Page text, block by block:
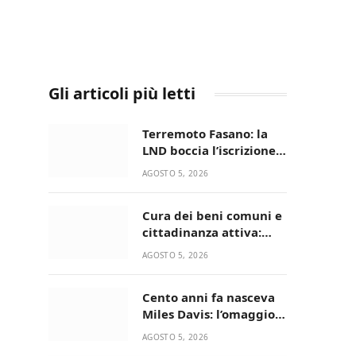
Gli articoli più letti
Terremoto Fasano: la
LND boccia l’iscrizione,
biancazzurri fuori dalla
AGOSTO 5, 2026
Cura dei beni comuni e
cittadinanza attiva:
online l’avviso per la
AGOSTO 5, 2026
Cento anni fa nasceva
Miles Davis: l’omaggio
di Bari in Jazz al
AGOSTO 5, 2026